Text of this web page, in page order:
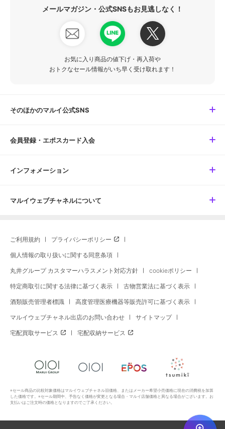
メールマガジン・公式SNSもお見逃しなく！
お気に入り商品の値下げ・再入荷や
おトクなセール情報がいち早く受け取れます！
そのほかのマルイ公式SNS
会員登録・エポスカード入会
インフォメーション
マルイウェブチャネルについて
ご利用規約 プライバシーポリシー
個人情報の取り扱いに関する同意条項
丸井グループ カスタマーハラスメント対応方針 cookieポリシー
特定商取引に関する法律に基づく表示 古物営業法に基づく表示
酒類販売管理者標識 高度管理医療機器等販売許可に基づく表示
マルイウェブチャネル出店のお問い合わせ サイトマップ
宅配買取サービス 宅配収納サービス
※セール商品の比較対象価格はマルイウェブチャネル旧価格、またはメーカー希望小売価格に現在の消費税を加算
した価格です。※セール期間中、予告なく価格が変更となる場合・マルイ店舗価格と異なる場合がございます。お
支払いはご注文時の価格となりますのでご了承ください。